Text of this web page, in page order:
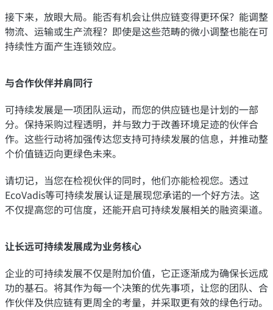
接下来，放眼大局。能否有机会让供应链变得更环保？能调整
物流、运输或生产流程？即使是这些范畴的微小调整也能在可
持续性方面产生连锁效应。
与合作伙伴并肩同行
可持续发展是一项团队运动，而您的供应链也是计划的一部
分。保持采购过程透明，并与致力于改善环境足迹的伙伴合
作。这些行动将加强传达您支持可持续发展的信息，并推动整
个价值链迈向更绿色未来。
请切记，当您在检视伙伴的同时，他们亦能检视您。透过
EcoVadis等可持续发展认证是展现您承诺的一个好方法。这
不仅提高您的可信度，还能开启可持续发展相关的融资渠道。
让长远可持续发展成为业务核心
企业的可持续发展不仅是附加价值，它正逐渐成为确保长远成
功的基石。将其作为每一个决策的优先事项，让您的团队、合
作伙伴及供应链有更周全的考量，并采取更有效的绿色行动。